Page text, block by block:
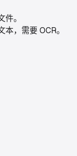
。
，需要 OCR。